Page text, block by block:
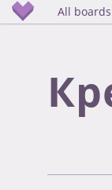
All boards